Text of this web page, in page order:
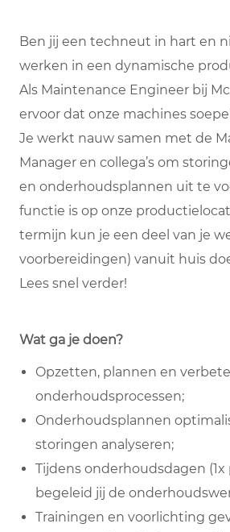
Ben jij een techneut in hart en
werken in een dynamische
Als Maintenance Engineer bij
ervoor dat onze machines
Je werkt nauw samen met de
Manager en collega’s om
en onderhoudsplannen uit te
functie is op onze
termijn kun je een deel van je
voorbereidingen) vanuit huis
Lees snel verder!
Wat ga je doen?
Opzetten, plannen en
onderhoudsprocessen;
Onderhoudsplannen
storingen analyseren;
Tijdens onderhoudsdagen (1x
begeleid jij de
Trainingen en voorlichting